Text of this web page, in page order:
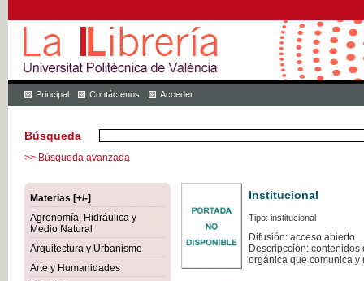
Principal Contáctenos Acceder
Búsqueda
>> Búsqueda avanzada
Materias [+/-]
Agronomía, Hidráulica y
Medio Natural
Arquitectura y Urbanismo
Arte y Humanidades
Institucional
Tipo: institucional
Difusión: acceso abierto
Descripcción:
orgánica que comunica y